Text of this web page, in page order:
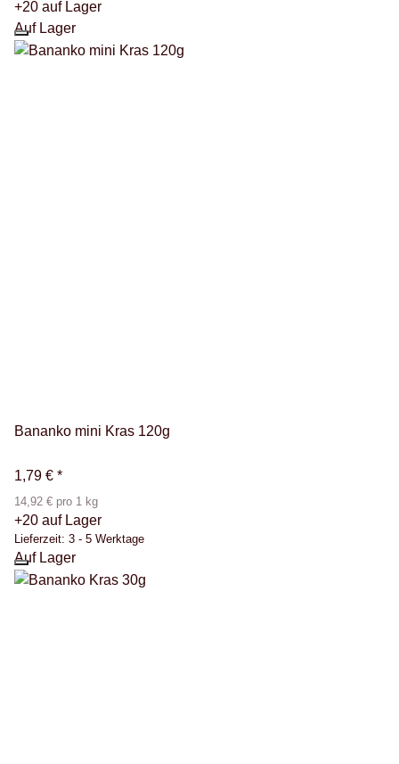
+20 auf Lager
Auf Lager
Bananko mini Kras 120g
1,79 € *
14,92 € pro 1 kg
+20 auf Lager
Lieferzeit: 3 - 5 Werktage
Auf Lager